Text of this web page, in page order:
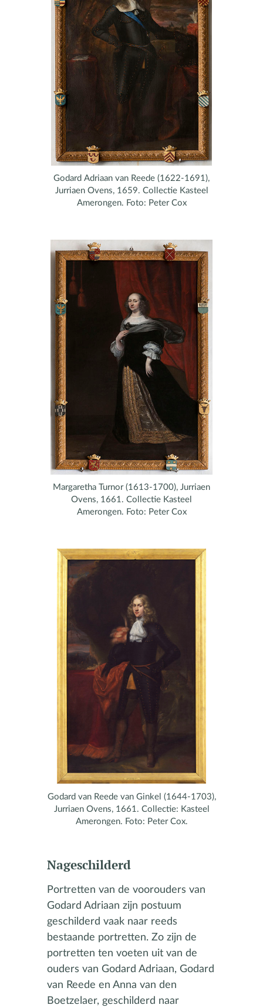
Godard Adriaan van Reede (1622-1691),
Jurriaen Ovens, 1659. Collectie Kasteel
Amerongen. Foto: Peter Cox
Margaretha Turnor (1613-1700), Jurriaen
Ovens, 1661. Collectie Kasteel
Amerongen. Foto: Peter Cox
Godard van Reede van Ginkel (1644-1703),
Jurriaen Ovens, 1661. Collectie: Kasteel
Amerongen. Foto: Peter Cox.
Nageschilderd
Portretten van de voorouders van
Godard Adriaan zijn postuum
geschilderd vaak naar reeds
bestaande portretten. Zo zijn de
portretten ten voeten uit van de
ouders van Godard Adriaan, Godard
van Reede en Anna van den
Boetzelaer, geschilderd naar